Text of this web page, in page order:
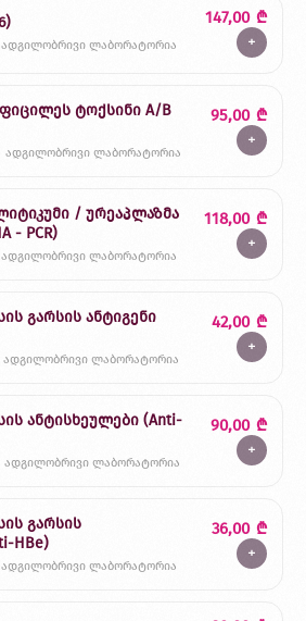
ადგილობრივი ლაბორატორია
147,00 ₾
+
ტოქსინი A/B
ადგილობრივი ლაბორატორია
95,00 ₾
+
/ ურეაპლაზმა
- PCR)
ადგილობრივი ლაბორატორია
118,00 ₾
+
გარსის ანტიგენი
ადგილობრივი ლაბორატორია
42,00 ₾
+
ანტისხეულები (Anti-
ადგილობრივი ლაბორატორია
90,00 ₾
+
გარსის
HBe)
ადგილობრივი ლაბორატორია
36,00 ₾
+